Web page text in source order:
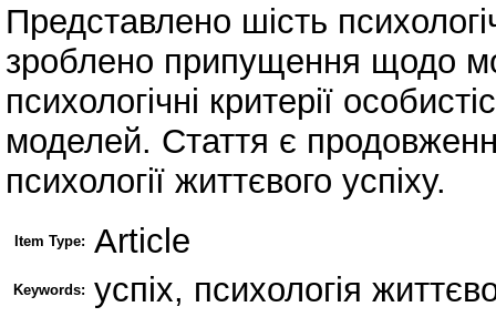
Представлено шість
зроблено припущення щодо
психологічні критерії
моделей. Cтаття є
психології життєвого успіху.
Item Type: Article
Keywords: успіх, психологія